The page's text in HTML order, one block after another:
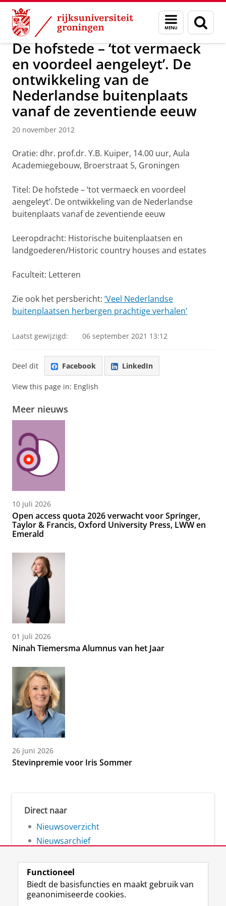
Skip
Content
Skip
Navigation
Menu
en
zoeken
Over ons Actueel Nieuws Nieuwsberichten
De hofstede – ‘tot vermaeck
en voordeel aengeleyt’. De
ontwikkeling van de
Nederlandse buitenplaats
vanaf de zeventiende eeuw
20 november 2012
Oratie: dhr. prof.dr. Y.B. Kuiper, 14.00 uur, Aula
Academiegebouw, Broerstraat 5, Groningen
Titel: De hofstede – ‘tot vermaeck en voordeel
aengeleyt’. De ontwikkeling van de Nederlandse
buitenplaats vanaf de zeventiende eeuw
Leeropdracht: Historische buitenplaatsen en
landgoederen/Historic country houses and estates
Faculteit: Letteren
Zie ook het persbericht: ‘Veel Nederlandse
buitenplaatsen herbergen prachtige verhalen’
Laatst gewijzigd: 06 september 2021 13:12
Deel dit Facebook LinkedIn
View this page in: English
Meer nieuws
10 juli 2026
Open access quota 2026 verwacht voor Springer,
Taylor & Francis, Oxford University Press, LWW en
Emerald
01 juli 2026
Ninah Tiemersma Alumnus van het Jaar
26 juni 2026
Stevinpremie voor Iris Sommer
Direct naar
Nieuwsoverzicht
Nieuwsarchief
Functioneel
Biedt de basisfuncties en maakt gebruik van
geanonimiseerde cookies.